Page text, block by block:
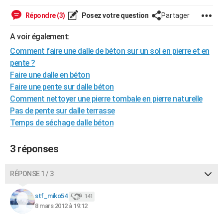
LIFESTYLE
Alimentation
Guide de la santé
Maladies
Médicaments
Sommeil
VOYAGE
Destinations
City break
Voyage nature
Voyage de noces
Forum
Climat
+PHOTO
GUIDES D'ACHAT
BONS PLANS
Carte de Noël
Carte Bonne année
Carte Saint-Valentin
Carte Pâques
Carte d'anniversaire
DICTIONNAIRE
Dictionnaire
Biographies
Citations
Expressions
Proverbes
PROGRAMME TV
COPAINS D'AVANT
S'inscrire
Se connecter
Lycées
Collèges
Primaires
Universités
Entreprises
Service militaire
Avis de recherche
AVIS DE DÉCÈS
Répondre (3) Posez votre question Partager
A voir également:
Comment faire une dalle de béton sur un sol en pierre et en
pente ?
Faire une dalle en béton
Faire une pente sur dalle béton
Comment nettoyer une pierre tombale en pierre naturelle
Pas de pente sur dalle terrasse
Temps de séchage dalle béton
3 réponses
RÉPONSE 1 / 3
stf_miko54 141
8 mars 2012 à 19:12